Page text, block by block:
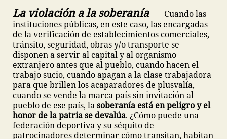
La violación a la soberanía
Cuando las
instituciones públicas, en este caso, las encargadas
de la verificación de establecimientos comerciales,
tránsito, seguridad, obras y/o transporte se
disponen a servir al capital y al organismo
extranjero antes que al pueblo, cuando hacen el
trabajo sucio, cuando apagan a la clase trabajadora
para que brillen los acaparadores de plusvalía,
cuando se vende la marca país sin invitación al
pueblo de ese país, lasoberanía está en peligro y el
honor de la patria se devalúa. ¿Cómo puede una
federación deportiva y su séquito de
patrocinadores determinar cómo transitan, habitan